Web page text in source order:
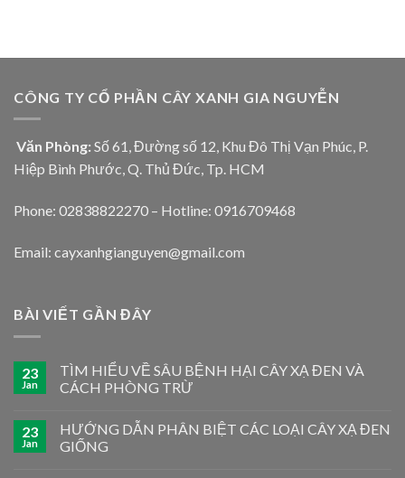
CÔNG TY CỔ PHẦN CÂY XANH GIA NGUYỄN
Văn Phòng: Số 61, Đường số 12, Khu Đô Thị Vạn Phúc, P.
Hiệp Bình Phước, Q. Thủ Đức, Tp. HCM
Phone: 02838822270 – Hotline: 0916709468
Email: cayxanhgianguyen@gmail.com
BÀI VIẾT GẦN ĐÂY
23
Jan
TÌM HIỂU VỀ SÂU BỆNH HẠI CÂY XẠ ĐEN VÀ
CÁCH PHÒNG TRỪ
23
Jan
HƯỚNG DẪN PHÂN BIỆT CÁC LOẠI CÂY XẠ ĐEN
GIỐNG